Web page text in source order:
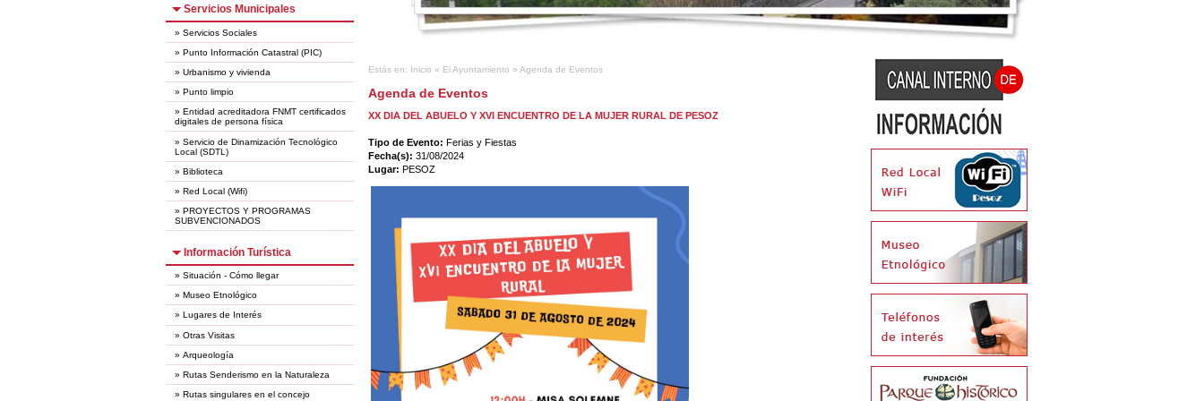
Servicios Municipales
» Servicios Sociales
» Punto Información Catastral (PIC)
» Urbanismo y vivienda
» Punto limpio
» Entidad acreditadora FNMT certificados
digitales de persona física
» Servicio de Dinamización Tecnológico
Local (SDTL)
» Biblioteca
» Red Local (Wifi)
» PROYECTOS Y PROGRAMAS
SUBVENCIONADOS
Información Turística
» Situación - Cómo llegar
» Museo Etnológico
» Lugares de Interés
» Otras Visitas
» Arqueología
» Rutas Senderismo en la Naturaleza
» Rutas singulares en el concejo
Estás en: Inicio » El Ayuntamiento »Agenda de Eventos
Agenda de Eventos
XX DIA DEL ABUELO Y XVI ENCUENTRO DE LA MUJER RURAL DE PESOZ
Tipo de Evento:Ferias y Fiestas
Fecha(s):31/08/2024
Lugar:PESOZ